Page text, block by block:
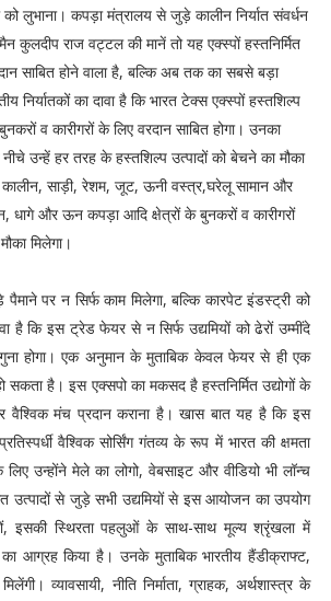
को लुभाना। कपड़ा मंत्रालय से जुड़े कालीन निर्यात संवर्धन
कुलदीप राज वट्टल की मानें तो यह एक्स्पों हस्तनिर्मित
साबित होने वाला है, बल्कि अब तक का सबसे बड़ा
निर्यातकों का दावा है कि भारत टेक्स एक्स्पों हस्तशिल्प
व कारीगरों के लिए वरदान साबित होगा। उनका
उन्हें हर तरह के हस्तशिल्प उत्पादों को बेचने का मौका
कालीन, साड़ी, रेशम, जूट, ऊनी वस्त्र,घरेलू सामान और
और ऊन कपड़ा आदि क्षेत्रों के बुनकरों व कारीगरों
मिलेगा।
पैमाने पर न सिर्फ काम मिलेगा, बल्कि कारपेट इंडस्ट्री को
है कि इस ट्रेड फेयर से न सिर्फ उद्यमियों को ढेरों उम्मींदे
होगा। एक अनुमान के मुताबिक केवल फेयर से ही एक
सकता है। इस एक्सपो का मकसद है हस्तनिर्मित उद्योगों के
वैश्विक मंच प्रदान कराना है। खास बात यह है कि इस
वैश्विक सोर्सिंग गंतव्य के रूप में भारत की क्षमता
उन्होंने मेले का लोगो, वेबसाइट और वीडियो भी लॉन्च
उत्पादों से जुड़े सभी उद्यमियों से इस आयोजन का उपयोग
इसकी स्थिरता पहलुओं के साथ-साथ मूल्य श्रृंखला में
आग्रह किया है। उनके मुताबिक भारतीय हैंडीक्राफ्ट,
व्यावसायी, नीति निर्माता, ग्राहक, अर्थशास्त्र के